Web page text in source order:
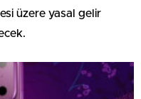
üzere yasal gelir